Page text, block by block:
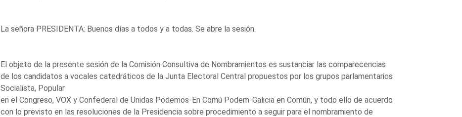
La señora PRESIDENTA: Buenos días a todos y a todas. Se abre la sesión.
El objeto de la presente sesión de la Comisión Consultiva de Nombramientos es sustanciar las comparecencias
de los candidatos a vocales catedráticos de la Junta Electoral Central propuestos por los grupos parlamentarios
Socialista, Popular
en el Congreso, VOX y Confederal de Unidas Podemos-En Comú Podem-Galicia en Común, y todo ello de acuerdo
con lo previsto en las resoluciones de la Presidencia sobre procedimiento a seguir para el nombramiento de